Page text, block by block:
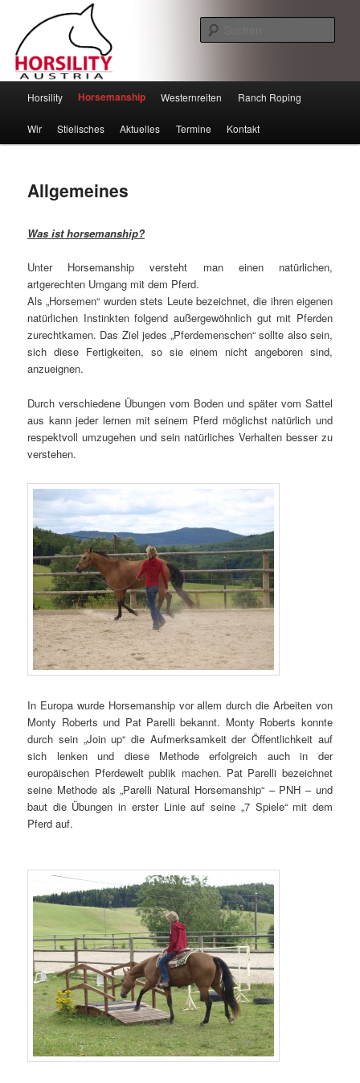
Horsility – Horsemanship
Zum
Inhalt
Zum
sekundären
wechseln
Horsility Horsemanship Westernreiten Ranch Roping
Wir Stielisches Aktuelles Termine Kontakt
Allgemeines
Was ist horsemanship?
Unter Horsemanship versteht man einen natürlichen,
artgerechten Umgang mit dem Pferd.
Als „Horsemen“ wurden stets Leute bezeichnet, die ihren eigenen
natürlichen Instinkten folgend außergewöhnlich gut mit Pferden
zurechtkamen. Das Ziel jedes „Pferdemenschen“ sollte also sein,
sich diese Fertigkeiten, so sie einem nicht angeboren sind,
anzueignen.
Durch verschiedene Übungen vom Boden und später vom Sattel
aus kann jeder lernen mit seinem Pferd möglichst natürlich und
respektvoll umzugehen und sein natürliches Verhalten besser zu
verstehen.
In Europa wurde Horsemanship vor allem durch die Arbeiten von
Monty Roberts und Pat Parelli bekannt. Monty Roberts konnte
durch sein „Join up“ die Aufmerksamkeit der Öffentlichkeit auf
sich lenken und diese Methode erfolgreich auch in der
europäischen Pferdewelt publik machen. Pat Parelli bezeichnet
seine Methode als „Parelli Natural Horsemanship“ – PNH – und
baut die Übungen in erster Linie auf seine „7 Spiele“ mit dem
Pferd auf.